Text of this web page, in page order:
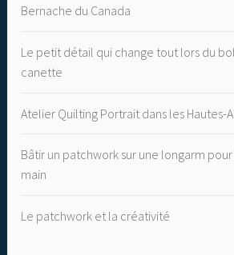
Bernache du Canada
Le petit détail qui change tout lors du
canette
Atelier Quilting Portrait dans les Hautes-
Bâtir un patchwork sur une longarm
main
Le patchwork et la créativité